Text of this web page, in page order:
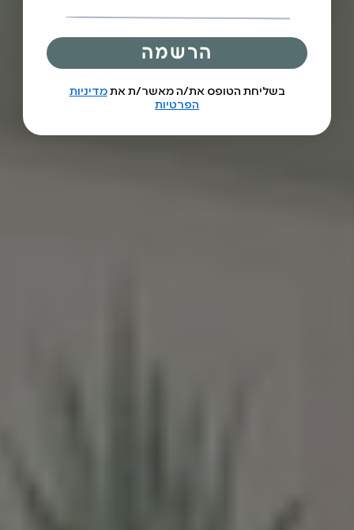
הרשמה
בשליחת הטופס את/ה מאשר/ת אתמדיניות
הפרטיות